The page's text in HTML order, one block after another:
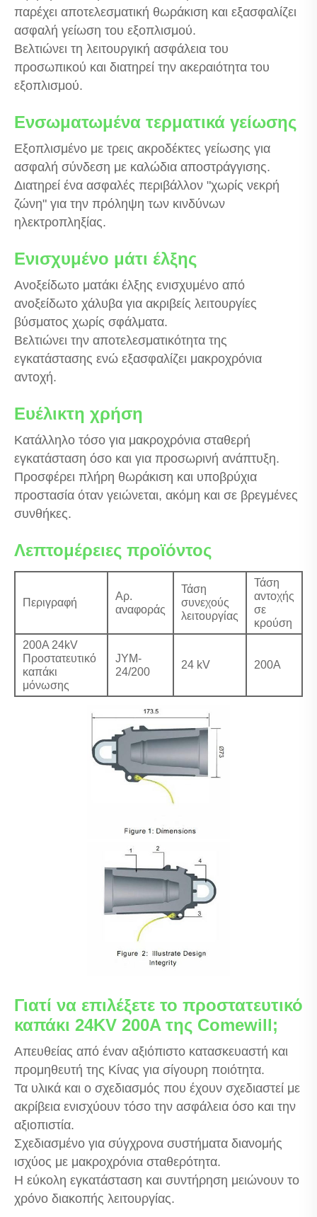
παρέχει αποτελεσματική θωράκιση και εξασφαλίζει
ασφαλή γείωση του εξοπλισμού.
Βελτιώνει τη λειτουργική ασφάλεια του
προσωπικού και διατηρεί την ακεραιότητα του
εξοπλισμού.
Ενσωματωμένα τερματικά γείωσης
Εξοπλισμένο με τρεις ακροδέκτες γείωσης για
ασφαλή σύνδεση με καλώδια αποστράγγισης.
Διατηρεί ένα ασφαλές περιβάλλον "χωρίς νεκρή
ζώνη" για την πρόληψη των κινδύνων
ηλεκτροπληξίας.
Ενισχυμένο μάτι έλξης
Ανοξείδωτο ματάκι έλξης ενισχυμένο από
ανοξείδωτο χάλυβα για ακριβείς λειτουργίες
βύσματος χωρίς σφάλματα.
Βελτιώνει την αποτελεσματικότητα της
εγκατάστασης ενώ εξασφαλίζει μακροχρόνια
αντοχή.
Ευέλικτη χρήση
Κατάλληλο τόσο για μακροχρόνια σταθερή
εγκατάσταση όσο και για προσωρινή ανάπτυξη.
Προσφέρει πλήρη θωράκιση και υποβρύχια
προστασία όταν γειώνεται, ακόμη και σε βρεγμένες
συνθήκες.
Λεπτομέρειες προϊόντος
Περιγραφή
Αρ.
αναφοράς
Τάση
συνεχούς
λειτουργίας
Τάση
αντοχής
σε
κρούση
200A 24kV
Προστατευτικό
καπάκι
μόνωσης
JYM-
24/200
24 kV 200Α
Γιατί να επιλέξετε το προστατευτικό
καπάκι 24KV 200A της Comewill;
Απευθείας από έναν αξιόπιστο κατασκευαστή και
προμηθευτή της Κίνας για σίγουρη ποιότητα.
Τα υλικά και ο σχεδιασμός που έχουν σχεδιαστεί με
ακρίβεια ενισχύουν τόσο την ασφάλεια όσο και την
αξιοπιστία.
Σχεδιασμένο για σύγχρονα συστήματα διανομής
ισχύος με μακροχρόνια σταθερότητα.
Η εύκολη εγκατάσταση και συντήρηση μειώνουν το
χρόνο διακοπής λειτουργίας.